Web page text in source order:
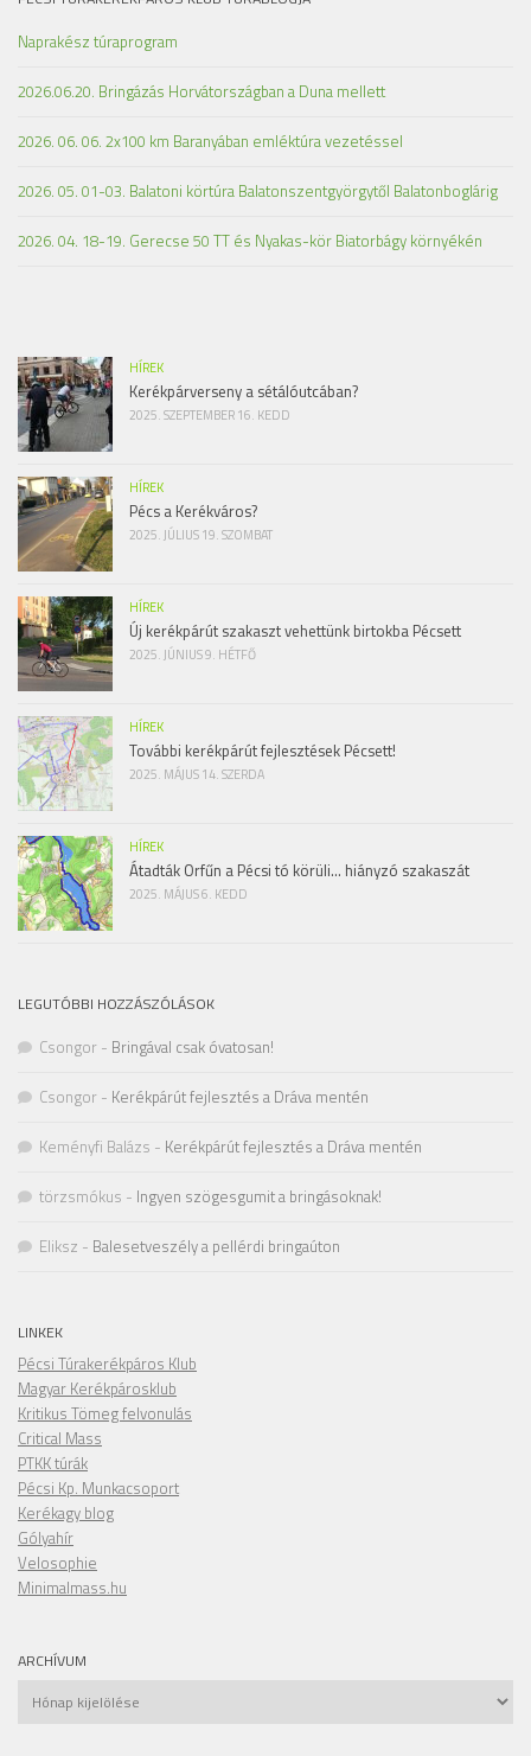
Naprakész túraprogram
2026.06.20. Bringázás Horvátországban a Duna mellett
2026. 06. 06. 2x100 km Baranyában emléktúra vezetéssel
2026. 05. 01-03. Balatoni körtúra Balatonszentgyörgytől Balatonboglárig
2026. 04. 18-19. Gerecse 50 TT és Nyakas-kör Biatorbágy környékén
HÍREK
Kerékpárverseny a sétálóutcában?
2025. SZEPTEMBER 16. KEDD
HÍREK
Pécs a Kerékváros?
2025. JÚLIUS 19. SZOMBAT
HÍREK
Új kerékpárút szakaszt vehettünk birtokba Pécsett
2025. JÚNIUS 9. HÉTFŐ
HÍREK
További kerékpárút fejlesztések Pécsett!
2025. MÁJUS 14. SZERDA
HÍREK
Átadták Orfűn a Pécsi tó körüli… hiányzó szakaszát
2025. MÁJUS 6. KEDD
LEGUTÓBBI HOZZÁSZÓLÁSOK
Csongor - Bringával csak óvatosan!
Csongor - Kerékpárút fejlesztés a Dráva mentén
Keményfi Balázs - Kerékpárút fejlesztés a Dráva mentén
törzsmókus - Ingyen szögesgumit a bringásoknak!
Eliksz - Balesetveszély a pellérdi bringaúton
LINKEK
Pécsi Túrakerékpáros Klub
Magyar Kerékpárosklub
Kritikus Tömeg felvonulás
Critical Mass
PTKK túrák
Pécsi Kp. Munkacsoport
Kerékagy blog
Gólyahír
Velosophie
Minimalmass.hu
ARCHÍVUM